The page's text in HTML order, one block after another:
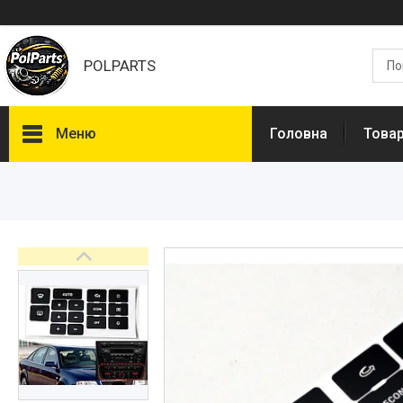
POLPARTS
Меню Головна